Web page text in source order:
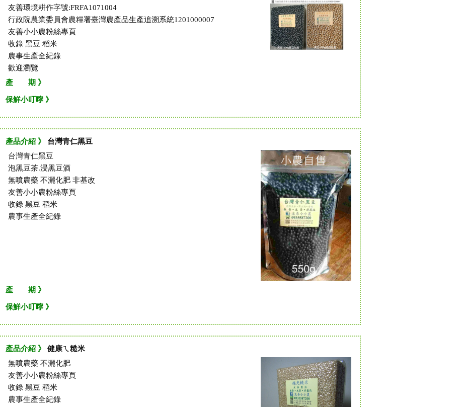
友善環境耕作字號:FRFA1071004
行政院農業委員會農糧署臺灣農產品生產追溯系統1201000007
友善小小農粉絲專頁
收錄 黑豆 稻米
農事生產全紀錄
歡迎瀏覽
產 期 》
保鮮小叮嚀 》
產品介紹 》
台灣青仁黑豆
台灣青仁黑豆
泡黑豆茶.浸黑豆酒
無噴農藥 不灑化肥 非基改
友善小小農粉絲專頁
收錄 黑豆 稻米
農事生產全紀錄
產 期 》
保鮮小叮嚀 》
產品介紹 》
健康ㄟ糙米
無噴農藥 不灑化肥
友善小小農粉絲專頁
收錄 黑豆 稻米
農事生產全紀錄